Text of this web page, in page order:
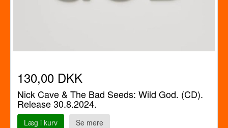
130,00 DKK
Nick Cave & The Bad Seeds: Wild God. (CD).
Release 30.8.2024.
Læg i kurv Se mere